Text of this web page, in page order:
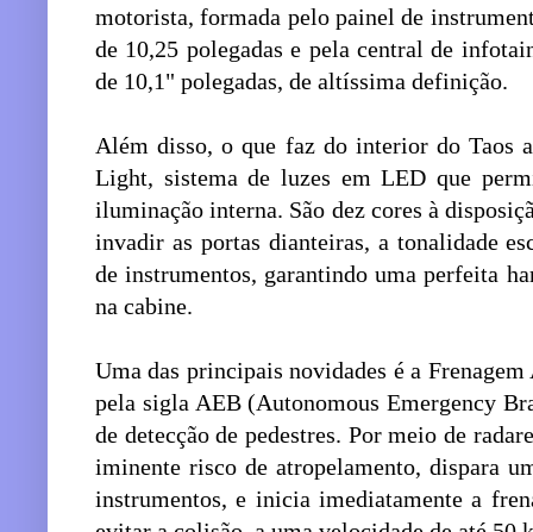
motorista, formada pelo painel de
de 10,25 polegadas e pela central de
de 10,1" polegadas, de altíssima definição.
Além disso, o que faz do interior do Taos
Light, sistema de luzes em LED que
iluminação interna. São dez cores à
invadir as portas dianteiras, a tonalidade
de instrumentos, garantindo uma perfeita
na cabine.
Uma das principais novidades é a
pela sigla AEB (Autonomous Emergency
de detecção de pedestres. Por meio de
iminente risco de atropelamento, dispara
instrumentos, e inicia imediatamente a